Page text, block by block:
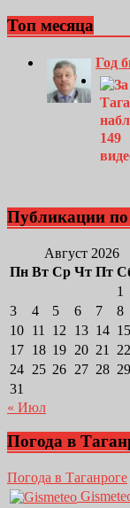
Топ месяца
Год
Публикации по
Август 2026
Пн Вт Ср Чт Пт
1
3
4 5 6 7 8
10 11 12 13 14 15
17 18 19 20 21 22
24 25 26 27 28 29
31
« Июл
Погода в
Погода в Таганроге